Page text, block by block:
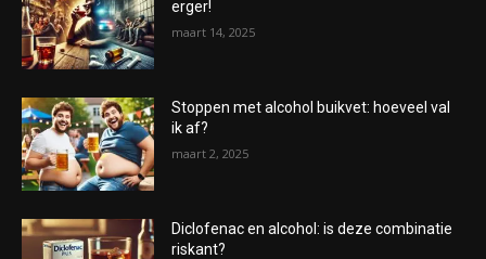
erger!
maart 14, 2025
Stoppen met alcohol buikvet: hoeveel val
ik af?
maart 2, 2025
Diclofenac en alcohol: is deze combinatie
riskant?